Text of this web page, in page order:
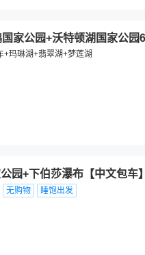
家公园+沃特顿湖国家公园
+玛琳湖+翡翠湖+梦莲湖
园+下伯莎瀑布【中文包车】
无购物 睡饱出发